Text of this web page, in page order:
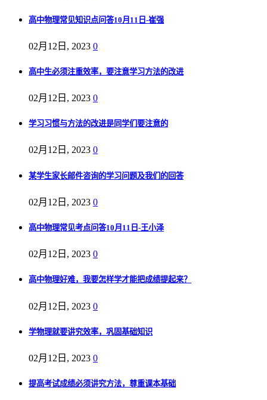
高中物理常见知识点问答10月11日-崔强
02月12日, 2023 0
高中生必须注重效率，要注意学习方法的改进
02月12日, 2023 0
学习习惯与方法的改进是同学们要注意的
02月12日, 2023 0
某学生家长邮件咨询的学习问题及我们的回答
02月12日, 2023 0
高中物理常见考点问答10月11日-王小泽
02月12日, 2023 0
高中物理好难，我要怎样学才能把成绩提起来？
02月12日, 2023 0
学物理就要讲究效率，巩固基础知识
02月12日, 2023 0
提高考试成绩必须讲究方法，尊重课本基础